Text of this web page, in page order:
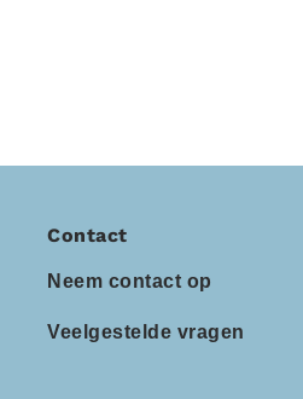
Contact
Neem contact op
Veelgestelde vragen